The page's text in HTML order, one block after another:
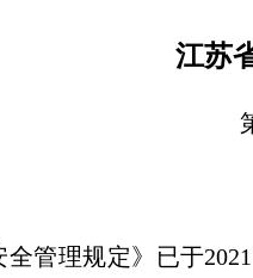
江苏
全管理规定》已于